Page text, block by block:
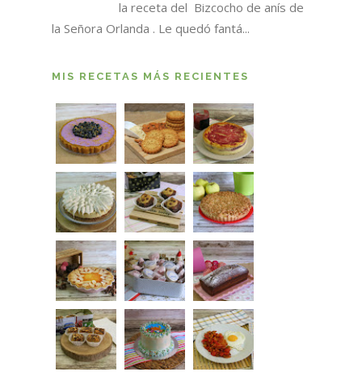
la receta del Bizcocho de anís de
la Señora Orlanda . Le quedó fantá...
MIS RECETAS MÁS RECIENTES